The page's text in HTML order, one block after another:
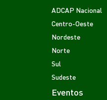
ADCAP Nacional
Centro-Oeste
Nordeste
Norte
Sul
Sudeste
Eventos